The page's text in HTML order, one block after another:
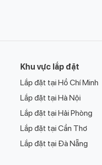
Khu vực lắp đặt
Lắp đặt tại Hồ Chí Minh
Lắp đặt tại Hà Nội
Lắp đặt tại Hải Phòng
Lắp đặt tại Cần Thơ
Lắp đặt tại Đà Nẵng